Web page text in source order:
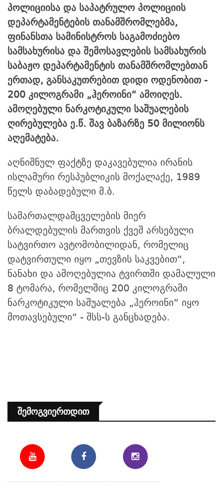
პოლიციისა და საპატრულო პოლიციის
დეპარტამენტების თანამშრომლებმა,
ფინანსთა სამინისტროს საგამოძიებო
სამსახურისა და შემოსავლების სამსახურის
საბაჟო დეპარტამენტის თანამშრომლებთან
ერთად, განსაკუთრებით დიდი ოდენობით -
200 კილოგრამი „ჰეროინი“ ამოიღეს.
ამოღებული ნარკოტიკული საშუალების
ღირებულება ე.წ. შავ ბაზარზე 50 მილიონს
აღემატება.
აღნიშნულ ფაქტზე დაკავებულია ირანის
ისლამური რესპუბლიკის მოქალაქე, 1989
წელს დაბადებული მ.ბ.
სამართალდამცველების მიერ
ბრალდებულის მართვის ქვეშ არსებული
სატვირთო ავტომობილიდან, რომელიც
დატვირთული იყო „თევზის საკვებით“,
ნანახი და ამოღებულია ტვირთში დამალული
8 ტომარა, რომელშიც 200 კილოგრამი
ნარკოტიკული საშუალება „ჰეროინი“ იყო
მოთავსებული“ - შსს-ს განცხადება.
Შემოგვიერთდით